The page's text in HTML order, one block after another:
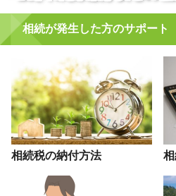
相続が発生した方のサポート
相続税の納付方法